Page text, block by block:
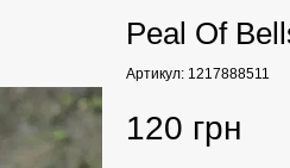
Peal Оf
Артикул: 1217888511
120 грн